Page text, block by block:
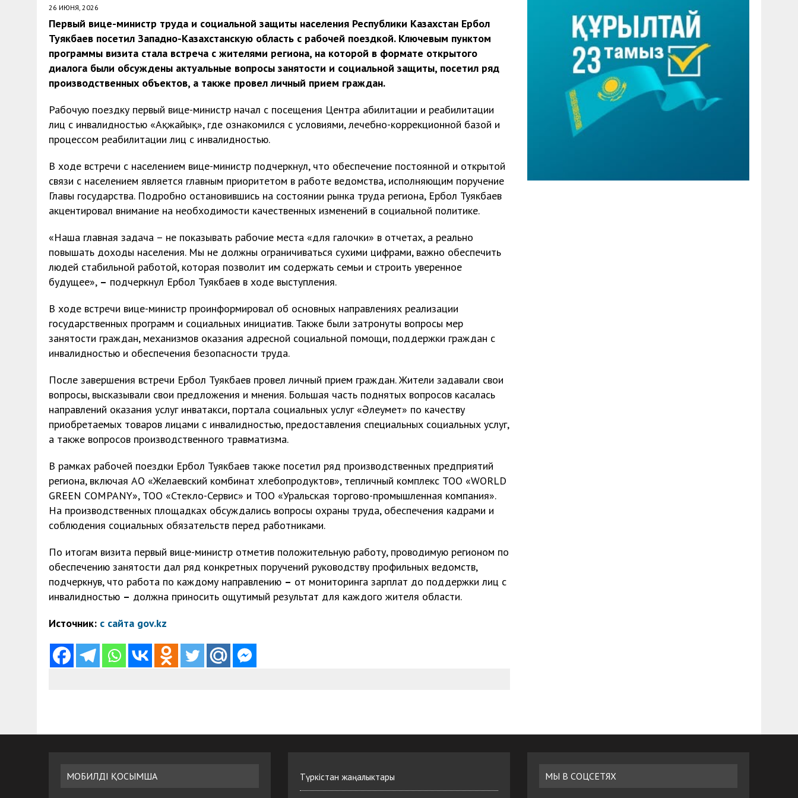
30 МАЯ, 2026
26 ИЮНЯ, 2026
Первый вице-министр труда и социальной защиты населения Республики Казахстан Ербол
Туякбаев посетил Западно-Казахстанскую область с рабочей поездкой. Ключевым пунктом
программы визита стала встреча с жителями региона, на которой в формате открытого
диалога были обсуждены актуальные вопросы занятости и социальной защиты, посетил ряд
производственных объектов, а также провел личный прием граждан.
Рабочую поездку первый вице-министр начал с посещения Центра абилитации и реабилитации
лиц с инвалидностью «Ақжайық», где ознакомился с условиями, лечебно-коррекционной базой и
процессом реабилитации лиц с инвалидностью.
В ходе встречи с населением вице-министр подчеркнул, что обеспечение постоянной и открытой
связи с населением является главным приоритетом в работе ведомства, исполняющим поручение
Главы государства. Подробно остановившись на состоянии рынка труда региона, Ербол Туякбаев
акцентировал внимание на необходимости качественных изменений в социальной политике.
«Наша главная задача – не показывать рабочие места «для галочки» в отчетах, а реально
повышать доходы населения. Мы не должны ограничиваться сухими цифрами, важно обеспечить
людей стабильной работой, которая позволит им содержать семьи и строить уверенное
будущее», – подчеркнул Ербол Туякбаев в ходе выступления.
В ходе встречи вице-министр проинформировал об основных направлениях реализации
государственных программ и социальных инициатив. Также были затронуты вопросы мер
занятости граждан, механизмов оказания адресной социальной помощи, поддержки граждан с
инвалидностью и обеспечения безопасности труда.
После завершения встречи Ербол Туякбаев провел личный прием граждан. Жители задавали свои
вопросы, высказывали свои предложения и мнения. Большая часть поднятых вопросов касалась
направлений оказания услуг инватакси, портала социальных услуг «Әлеумет» по качеству
приобретаемых товаров лицами с инвалидностью, предоставления специальных социальных услуг,
а также вопросов производственного травматизма.
В рамках рабочей поездки Ербол Туякбаев также посетил ряд производственных предприятий
региона, включая АО «Желаевский комбинат хлебопродуктов», тепличный комплекс ТОО «WORLD
GREEN COMPANY», ТОО «Стекло-Сервис» и ТОО «Уральская торгово-промышленная компания».
На производственных площадках обсуждались вопросы охраны труда, обеспечения кадрами и
соблюдения социальных обязательств перед работниками.
По итогам визита первый вице-министр отметив положительную работу, проводимую регионом по
обеспечению занятости дал ряд конкретных поручений руководству профильных ведомств,
подчеркнув, что работа по каждому направлению – от мониторинга зарплат до поддержки лиц с
инвалидностью – должна приносить ощутимый результат для каждого жителя области.
Источник: с сайта gov.kz
МОБИЛДІ ҚОСЫМША Түркістан жаңалыктары МЫ В СОЦСЕТЯХ